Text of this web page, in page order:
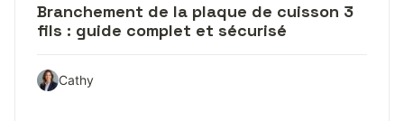
Branchement de la plaque de cuisson 3
fils : guide complet et sécurisé
Cathy